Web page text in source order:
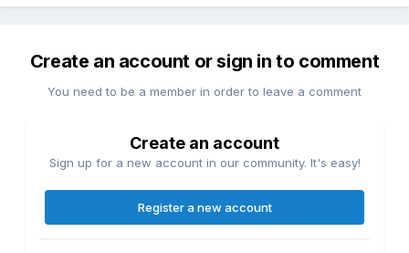
Create an account or sign in to comment
You need to be a member in order to leave a comment
Create an account
Sign up for a new account in our community. It's easy!
Register a new account